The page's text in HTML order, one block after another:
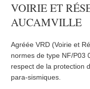
VOIRIE ET
AUCAMVILLE
Agréée VRD (Voirie et
normes de type NF/
respect de la protection
para-sismiques.